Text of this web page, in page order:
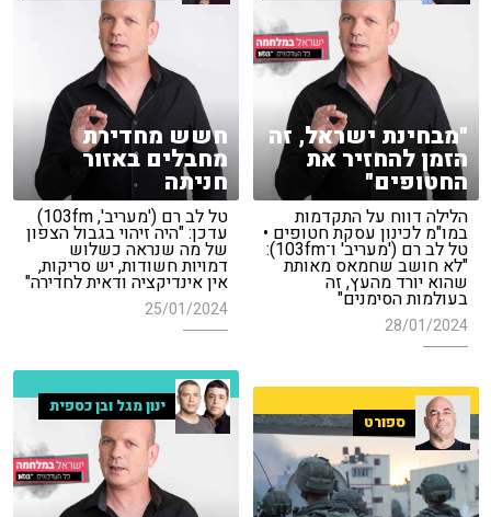
"מבחינת ישראל, זה
הזמן להחזיר את
החטופים"
הלילה דווח על התקדמות
במו"מ לכינון עסקת חטופים •
טל לב רם ('מעריב' ו־103fm):
"לא חושב שחמאס מאותת
שהוא יורד מהעץ, זה
בעולמות הסימנים"
28/01/2024
חשש מחדירת
מחבלים באזור
חניתה
טל לב רם ('מעריב', 103fm)
עדכן: "היה זיהוי בגבול הצפון
של מה שנראה כשלוש
דמויות חשודות, יש סריקות,
אין אינדיקציה ודאית לחדירה"
25/01/2024
ינון מגל ובן כספית
ספורט